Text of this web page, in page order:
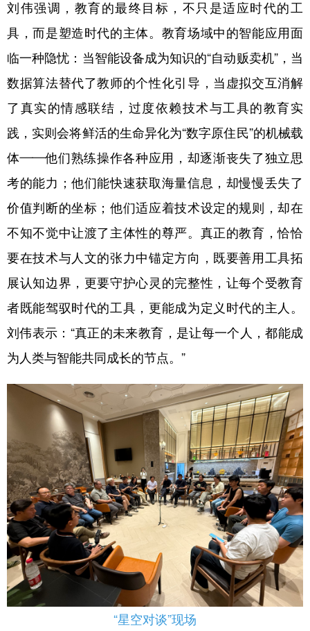
刘伟强调，教育的最终目标，不只是适应时代的工
具，而是塑造时代的主体。教育场域中的智能应用面
临一种隐忧：当智能设备成为知识的“自动贩卖机”，当
数据算法替代了教师的个性化引导，当虚拟交互消解
了真实的情感联结，过度依赖技术与工具的教育实
践，实则会将鲜活的生命异化为“数字原住民”的机械载
体——他们熟练操作各种应用，却逐渐丧失了独立思
考的能力；他们能快速获取海量信息，却慢慢丢失了
价值判断的坐标；他们适应着技术设定的规则，却在
不知不觉中让渡了主体性的尊严。真正的教育，恰恰
要在技术与人文的张力中锚定方向，既要善用工具拓
展认知边界，更要守护心灵的完整性，让每个受教育
者既能驾驭时代的工具，更能成为定义时代的主人。
刘伟表示：“真正的未来教育，是让每一个人，都能成
为人类与智能共同成长的节点。”
“星空对谈”现场